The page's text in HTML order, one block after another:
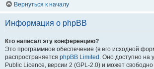
Вернуться к началу
Информация о phpBB
Кто написал эту конференцию?
Это программное обеспечение (в его исходной
распространяется phpBB Limited . Оно доступно на
Public Licence, версии 2 (GPL-2.0) и может